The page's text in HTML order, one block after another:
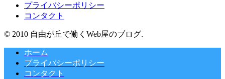
プライバシーポリシー
コンタクト
© 2010 自由が丘で働くWeb屋のブログ.
ホーム
プライバシーポリシー
コンタクト